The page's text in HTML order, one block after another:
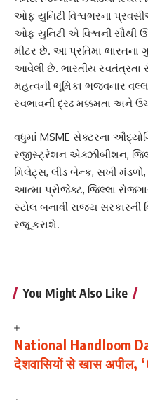
ઓફ યુનિટી વિશ્વભરના
ઓફ યુનિટી એ વિશ્વની સૌથી
મીટર છે. આ પ્રતિમા ભારતના
આવેલી છે. ભારતીય સ્વતંત્રતા
મહત્વની ભૂમિકા ભજવનાર
સ્વભાવની દ્રઢ મક્કમતા અને
વધુમાં MSME સેક્ટરના
રજીસ્ટ્રેશન એક્ઝીબીશન,
મિલેટ્સ, લીડ બેન્ક, સખી
આત્મા પ્રોજેક્ટ, જિલ્લા
સ્ટોલ બનાવી રાજ્ય સરકારની
રજૂ કરાશે.
You Might Also Like
National Handloom
देशवासियों से खास अपील,